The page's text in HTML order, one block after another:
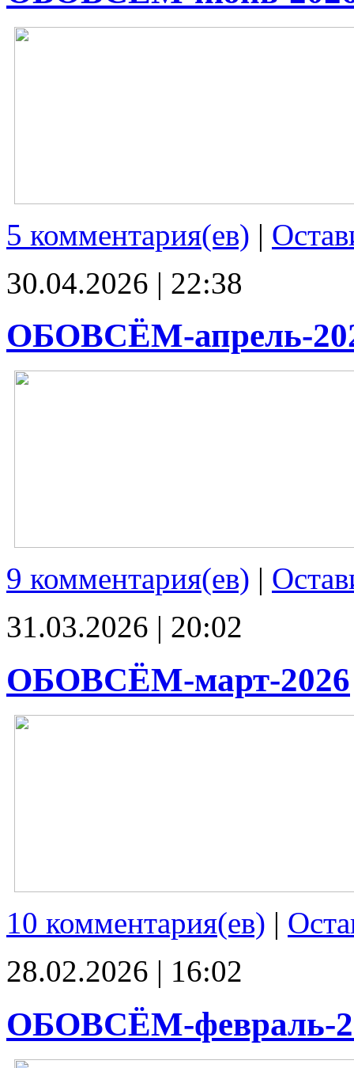
5 комментария(ев) |
30.04.2026 | 22:38
ОБОВСЁМ-апрель-
9 комментария(ев) |
31.03.2026 | 20:02
ОБОВСЁМ-март-2026
10 комментария(ев) |
28.02.2026 | 16:02
ОБОВСЁМ-февраль-